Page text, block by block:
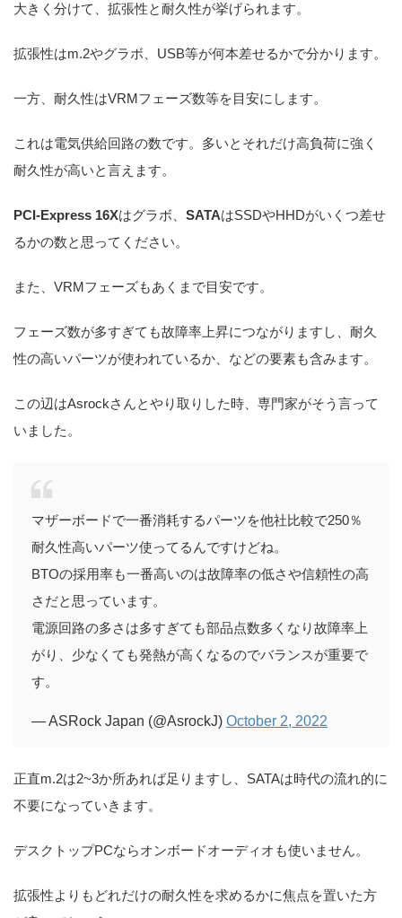
大きく分けて、拡張性と耐久性が挙げられます。
拡張性はm.2やグラボ、USB等が何本差せるかで分かります。
一方、耐久性はVRMフェーズ数等を目安にします。
これは電気供給回路の数です。多いとそれだけ高負荷に強く
耐久性が高いと言えます。
PCI-Express 16Xはグラボ、 SATAはSSDやHHDがいくつ差せ
るかの数と思ってください。
また、VRMフェーズもあくまで目安です。
フェーズ数が多すぎても故障率上昇につながりますし、耐久
性の高いパーツが使われているか、などの要素も含みます。
この辺はAsrockさんとやり取りした時、専門家がそう言って
いました。
マザーボードで一番消耗するパーツを他社比較で250％
耐久性高いパーツ使ってるんですけどね。
BTOの採用率も一番高いのは故障率の低さや信頼性の高
さだと思っています。
電源回路の多さは多すぎても部品点数多くなり故障率上
がり、少なくても発熱が高くなるのでバランスが重要で
す。
— ASRock Japan (@AsrockJ) October 2, 2022
正直m.2は2~3か所あれば足りますし、SATAは時代の流れ的に
不要になっていきます。
デスクトップPCならオンボードオーディオも使いません。
拡張性よりもどれだけの耐久性を求めるかに焦点を置いた方